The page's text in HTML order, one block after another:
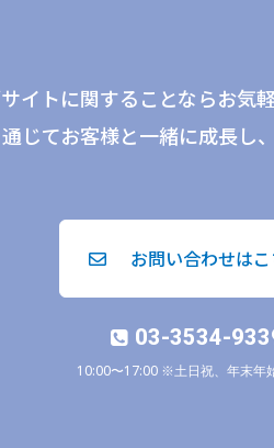
イトに関することならお気
じてお客様と一緒に成長し
お問い合わせは
03-3534-
10:00〜17:00 ※土日祝、年末年